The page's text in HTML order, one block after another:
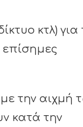
κτλ) για
επίσημες
την αιχμή
κατά την